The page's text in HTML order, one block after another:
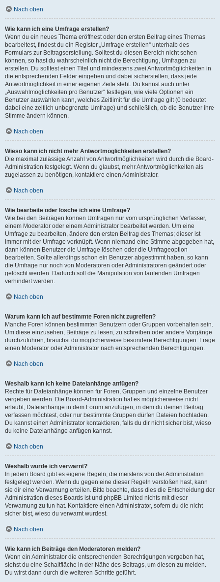
Nach oben
Wie kann ich eine Umfrage erstellen?
Wenn du ein neues Thema eröffnest oder den ersten Beitrag eines Themas
bearbeitest, findest du ein Register „Umfrage erstellen“ unterhalb des
Formulars zur Beitragserstellung. Solltest du diesen Bereich nicht sehen
können, so hast du wahrscheinlich nicht die Berechtigung, Umfragen zu
erstellen. Du solltest einen Titel und mindestens zwei Antwortmöglichkeiten in
die entsprechenden Felder eingeben und dabei sicherstellen, dass jede
Antwortmöglichkeit in einer eigenen Zeile steht. Du kannst auch unter
„Auswahlmöglichkeiten pro Benutzer“ festlegen, wie viele Optionen ein
Benutzer auswählen kann, welches Zeitlimit für die Umfrage gilt (0 bedeutet
dabei eine zeitlich unbegrenzte Umfrage) und schließlich, ob die Benutzer ihre
Stimme ändern können.
Nach oben
Wieso kann ich nicht mehr Antwortmöglichkeiten erstellen?
Die maximal zulässige Anzahl von Antwortmöglichkeiten wird durch die Board-
Administration festgelegt. Wenn du glaubst, mehr Antwortmöglichkeiten als
zugelassen zu benötigen, kontaktiere einen Administrator.
Nach oben
Wie bearbeite oder lösche ich eine Umfrage?
Wie bei den Beiträgen können Umfragen nur vom ursprünglichen Verfasser,
einem Moderator oder einem Administrator bearbeitet werden. Um eine
Umfrage zu bearbeiten, ändere den ersten Beitrag des Themas; dieser ist
immer mit der Umfrage verknüpft. Wenn niemand eine Stimme abgegeben hat,
dann können Benutzer die Umfrage löschen oder die Umfrageoption
bearbeiten. Sollte allerdings schon ein Benutzer abgestimmt haben, so kann
die Umfrage nur noch von Moderatoren oder Administratoren geändert oder
gelöscht werden. Dadurch soll die Manipulation von laufenden Umfragen
verhindert werden.
Nach oben
Warum kann ich auf bestimmte Foren nicht zugreifen?
Manche Foren können bestimmten Benutzern oder Gruppen vorbehalten sein.
Um diese einzusehen, Beiträge zu lesen, zu schreiben oder andere Vorgänge
durchzuführen, brauchst du möglicherweise besondere Berechtigungen. Frage
einen Moderator oder Administrator nach entsprechenden Berechtigungen.
Nach oben
Weshalb kann ich keine Dateianhänge anfügen?
Rechte für Dateianhänge können für Foren, Gruppen und einzelne Benutzer
vergeben werden. Die Board-Administration hat es möglicherweise nicht
erlaubt, Dateianhänge in dem Forum anzufügen, in dem du deinen Beitrag
verfassen möchtest, oder nur bestimmte Gruppen dürfen Dateien hochladen.
Du kannst einen Administrator kontaktieren, falls du dir nicht sicher bist, wieso
du keine Dateianhänge anfügen kannst.
Nach oben
Weshalb wurde ich verwarnt?
In jedem Board gibt es eigene Regeln, die meistens von der Administration
festgelegt werden. Wenn du gegen eine dieser Regeln verstoßen hast, kann
sie dir eine Verwarnung erteilen. Bitte beachte, dass dies die Entscheidung der
Administration dieses Boards ist und phpBB Limited nichts mit dieser
Verwarnung zu tun hat. Kontaktiere einen Administrator, sofern du die nicht
sicher bist, wieso du verwarnt wurdest.
Nach oben
Wie kann ich Beiträge den Moderatoren melden?
Wenn ein Administrator die entsprechenden Berechtigungen vergeben hat,
siehst du eine Schaltfläche in der Nähe des Beitrags, um diesen zu melden.
Du wirst dann durch die weiteren Schritte geführt.